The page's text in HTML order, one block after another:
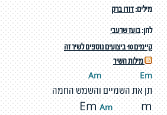
מילים:דודו ברק
לחן:בועז שרעבי
קיימים 10 ביצועים נוספים לשיר זה
מילות השיר
Am Em
תן את השמיים והשמש החמה
Em Am m